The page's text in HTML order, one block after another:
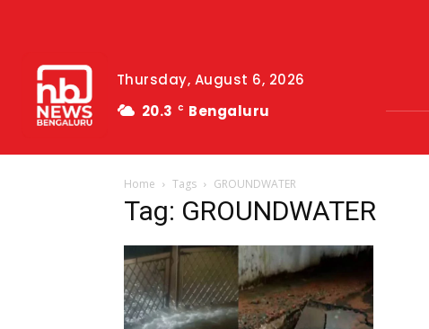
Thursday, August 6, 2026
20.3
C Bengaluru
Home Tags GROUNDWATER
Tag: GROUNDWATER